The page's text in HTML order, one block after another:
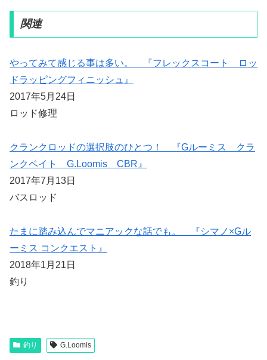
関連
やってみて感じる事は多い。 『フレックスコート ロッ
ドラッピングフィニッシュ』
2017年5月24日
ロッド修理
クランクロッドの選択肢のひとつ！ 『Gルーミス クラ
ンクベイト G.Loomis CBR』
2017年7月13日
バスロッド
たまに踏み込んでマニアックな話でも。 『シマノ×Gル
ーミス コンクエスト』
2018年1月21日
釣り
釣り G.Loomis